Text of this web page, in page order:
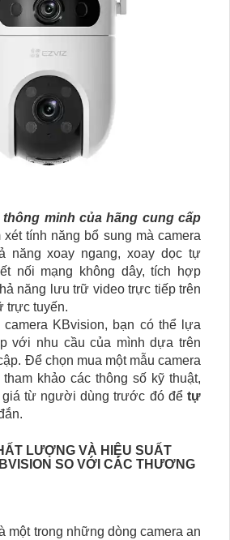
minh của hãng cung cấp
xét tính năng bổ sung mà camera
năng xoay ngang, xoay dọc tự
nối mạng không dây, tích hợp
năng lưu trữ video trực tiếp trên
trực tuyến.
camera KBvision, bạn có thể lựa
với nhu cầu của mình dựa trên
Để chọn mua một mẫu camera
khảo các thông số kỹ thuật,
giá từ người dùng trước đó để tự
LƯỢNG VÀ HIỆU SUẤT
SO VỚI CÁC THƯƠNG
một trong những dòng camera an